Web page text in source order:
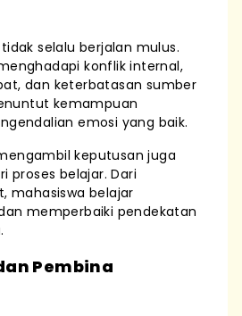
selalu berjalan mulus.
konflik internal,
dan keterbatasan sumber
kemampuan
emosi yang baik.
keputusan juga
proses belajar. Dari
mahasiswa belajar
memperbaiki pendekatan
Pembina